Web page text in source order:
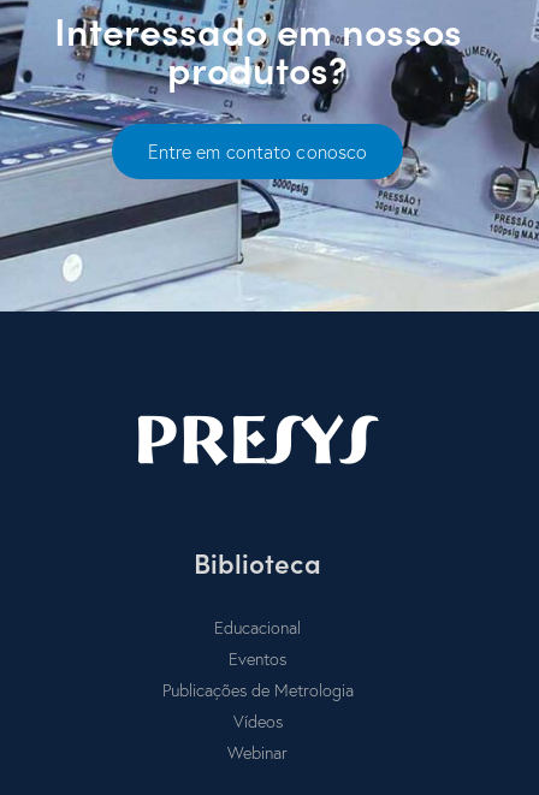
Interessado em nossos
produtos?
Entre em contato conosco
Biblioteca
Educacional
Eventos
Publicações de Metrologia
Vídeos
Webinar